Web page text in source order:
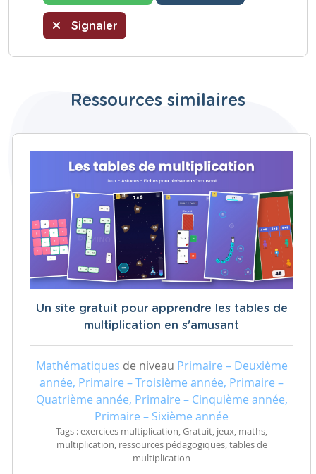
Signaler
Ressources similaires
Un site gratuit pour apprendre les tables de
multiplication en s'amusant
Mathématiques de niveau Primaire – Deuxième
année, Primaire – Troisième année, Primaire –
Quatrième année, Primaire – Cinquième année,
Primaire – Sixième année
Tags : exercices multiplication, Gratuit, jeux, maths,
multiplication, ressources pédagogiques, tables de
multiplication